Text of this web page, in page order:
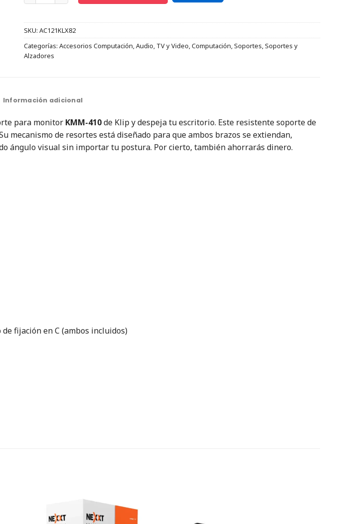
SKU: AC121KLX82
Categorías: Accesorios Computación,Audio, TV y Video,Computación,Soportes,Soportes y
Alzadores
Información adicional
para monitor KMM-410de Klip y despeja tu escritorio. Este resistente soporte de
de resortes está diseñado para que ambos brazos se extiendan,
ángulo visual sin importar tu postura. Por cierto, también ahorrarás dinero.
fijación en C (ambos incluidos)